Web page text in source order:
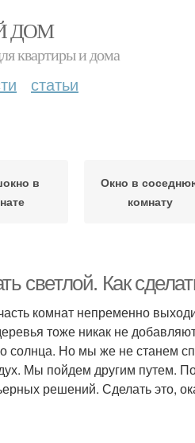
ДОМ
квартиры и дома
статьи
в
Окно в
комнату
светлой. Как
комнат непременно
тоже никак не
солнца. Но мы же не станем
Мы пойдем другим путем.
решений. Сделать это,